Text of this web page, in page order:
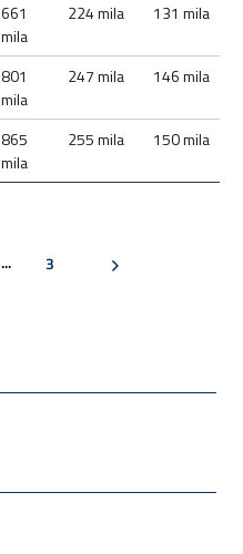
661
mila
224 mila 131 mila
801
mila
247 mila 146 mila
865
mila
255 mila 150 mila
PAGINA
3 PAGINA